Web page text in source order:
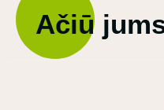
Ačiū